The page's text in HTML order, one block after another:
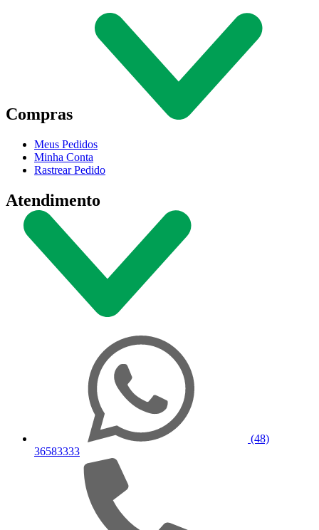
Compras
Meus Pedidos
Minha Conta
Rastrear Pedido
Atendimento
(48)
36583333